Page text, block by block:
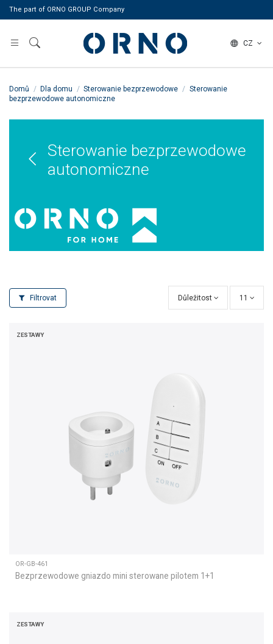
The part of ORNO GROUP Company
CZ
Domů Dla domu Sterowanie bezprzewodowe
Sterowanie
bezprzewodowe autonomiczne
Sterowanie bezprzewodowe
autonomiczne
Filtrovat Důležitost 11
ZESTAWY
OR-GB-461
Bezprzewodowe gniazdo mini sterowane pilotem 1+1
ZESTAWY